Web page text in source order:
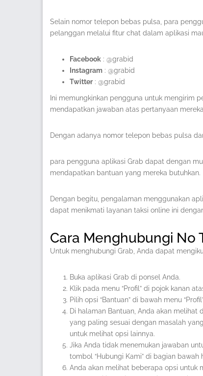
Selain nomor telepon bebas pulsa, para
pelanggan melalui fitur chat dalam aplikasi
Facebook : @grabid
Instagram : @grabid
Twitter: @grabid
Ini memungkinkan pengguna untuk mengirim
mendapatkan jawaban atas pertanyaan
Dengan adanya nomor telepon bebas pulsa
para pengguna aplikasi Grab dapat dengan
mendapatkan bantuan yang mereka butuhkan.
Dengan begitu, pengalaman menggunakan
dapat menikmati layanan taksi online ini
Cara Menghubungi No
Untuk menghubungi Grab, Anda dapat
Buka aplikasi Grab di ponsel Anda.
Klik pada menu “Profil” di pojok kanan
Pilih opsi “Bantuan” di bawah menu
Di halaman Bantuan, Anda akan
yang paling sesuai dengan masalah
untuk melihat opsi lainnya.
Jika Anda tidak menemukan jawaban
tombol “Hubungi Kami” di bagian bawah
Anda akan melihat beberapa opsi untuk